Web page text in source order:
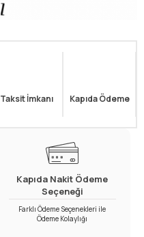
Taksit İmkanı Kapıda Ödeme
Kapıda Nakit Ödeme
Seçeneği
Farklı Ödeme Seçenekleri ile
Ödeme Kolaylığı